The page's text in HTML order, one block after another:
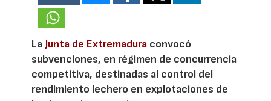
La Junta de Extremadura convocó
subvenciones, en régimen de concurrencia
competitiva, destinadas al control del
rendimiento lechero en explotaciones de